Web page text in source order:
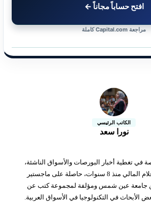
افتح حساباً مجاناً ←
مراجعة Capital.com كاملة
الكاتب الرئيسي
نورا سعد
في تغطية أخبار البورصات والأسواق الناشئة،
تعمل في مجال الإعلام المالي منذ 8 سنوات، حاصلة على ماجستير
من جامعة عين شمس ومؤلفة لمجموعة كتب عن
الأبحاث في التكنولوجيا في الأسواق العربية.